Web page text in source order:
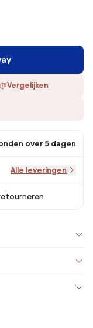
Vergelijken
over 5 dagen
Alle leveringen